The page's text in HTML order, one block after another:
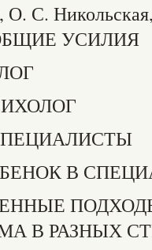
С.
УСИЛИЯ
В
В РАЗНЫХ